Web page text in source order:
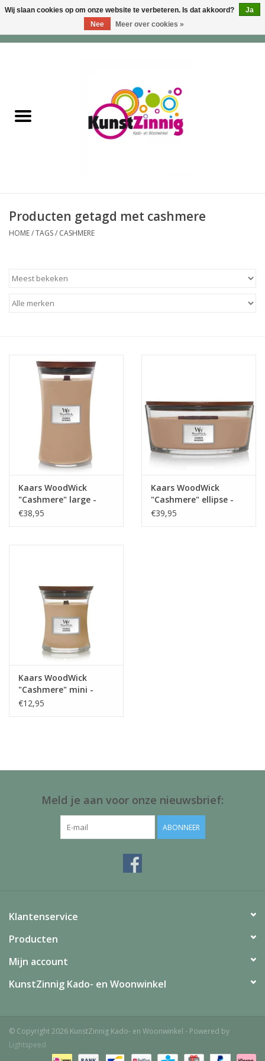
Wonen & Lifestyle
Tassen & Portemonnees
Kinderen
Stationery & Gifts
Sieraden
Hebbedingen
Thee, Koffie & wat Lekkers
Wenskaarten
Kadobonnen
Geslaagd!
Producten getagd met cashmere
HOME/TAGS/ CASHMERE
Kaars WoodWick
"Cashmere" large -
WoodWick
€38,95
Kaars WoodWick
"Cashmere" ellipse -
WoodWick
€39,95
Kaars WoodWick
"Cashmere" mini -
WoodWick
€12,95
Meld je aan voor onze nieuwsbrief:
ABONNEER
Klantenservice
Producten
Mijn account
KunstZinnig Kado- en Woonwinkel
© Copyright 2026 KunstZinnig Kado- en Woonwinkel - Powered by
Lightspeed
Wij slaan cookies op om onze website te verbeteren. Is dat akkoord?
Ja
Nee
Meer over cookies »